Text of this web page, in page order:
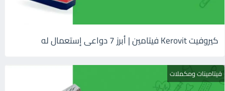
كيروفيت Kerovit فيتامين | أبرز 7 دواعى إستعمال له
فيتامينات ومكملات